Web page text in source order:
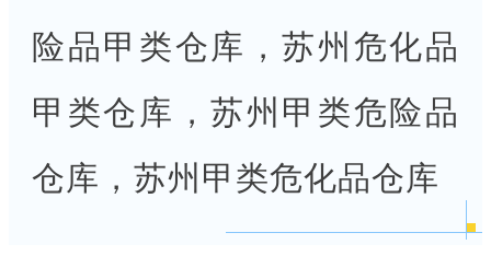
险品甲类仓库，苏州危化品
甲类仓库，苏州甲类危险品
仓库，苏州甲类危化品仓库